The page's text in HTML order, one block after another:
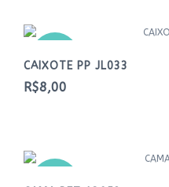
CAIXOTE PP JL033
R$8,00